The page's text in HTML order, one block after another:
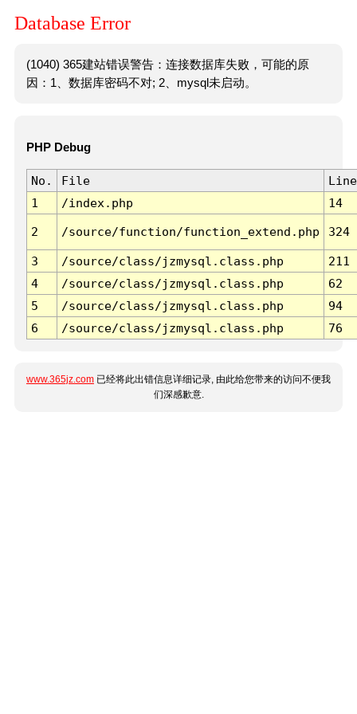
Database Error
(1040) 365建站错误警告：连接数据库失败，可能的原
因：1、数据库密码不对; 2、mysql未启动。
PHP Debug
No. File
Line
1
/index.php 14
2 /source/function/function_extend.php 324
3 /source/class/jzmysql.class.php
211
4
/source/class/jzmysql.class.php
62
5
/source/class/jzmysql.class.php
94
6
/source/class/jzmysql.class.php 76
www.365jz.com 已经将此出错信息详细记录, 由此给您带来的访问不便我
们深感歉意.